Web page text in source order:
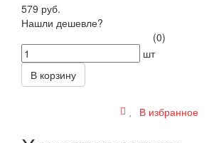
579 руб.
Нашли дешевле?
(0)
шт
В корзину
В избранное